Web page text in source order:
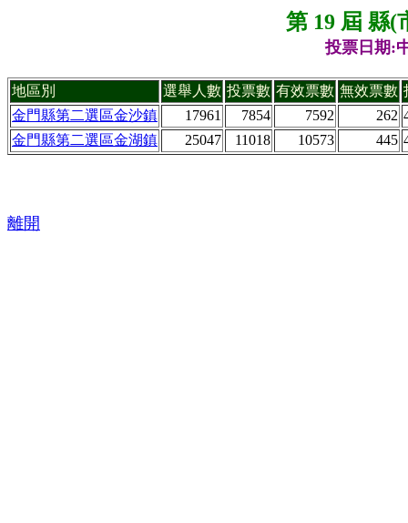
第 19 屆 縣(
投票日期:
地區別 選舉人數 投票數 有效票數 無效票數
金門縣第二選區金沙鎮
17961 7854 7592 262
金門縣第二選區金湖鎮
25047 11018 10573 445
離開